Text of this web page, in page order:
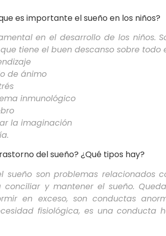
es importante el sueño en los niños?
en el desarrollo de los niños.
tiene el buen descanso sobre todo
de ánimo
inmunológico
la imaginación
del sueño? ¿Qué tipos hay?
sueño son problemas relacionados
y mantener el sueño.
en exceso, son conductas
fisiológica, es una conducta